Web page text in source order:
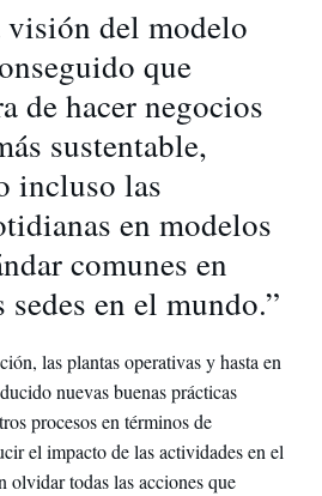
del modelo
que
de hacer negocios
sustentable,
incluso las
en modelos
comunes en
sedes en el mundo.”
las plantas operativas y hasta en
nuevas buenas prácticas
procesos en términos de
el impacto de las actividades en el
olvidar todas las acciones que